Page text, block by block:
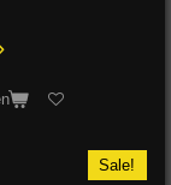
Sale!